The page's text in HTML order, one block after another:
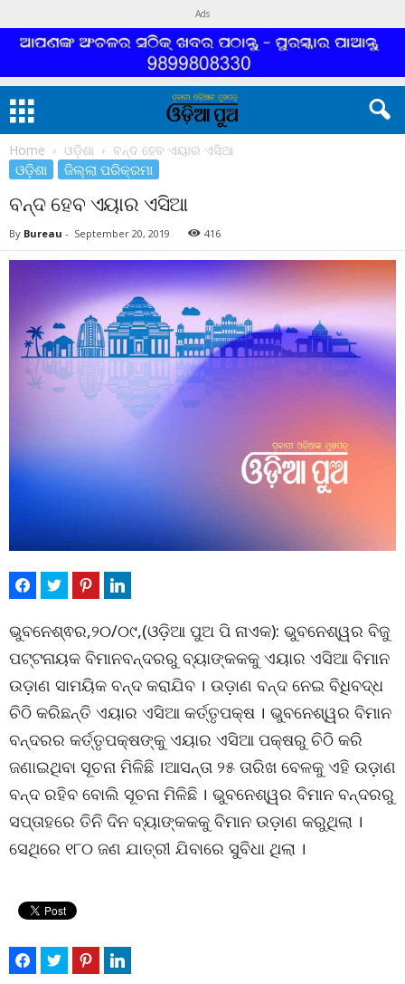
Ads
Home ଓଡ଼ିଶା ବନ୍ଦ ହେବ ଏୟାର ଏସିଆ
ଓଡ଼ିଶା ଜିଲ୍ଲା ପରିକ୍ରମା
ବନ୍ଦ ହେବ ଏୟାର ଏସିଆ
By Bureau - September 20, 2019 416
ଭୁବନେଶ୍ଵର,୨୦/୦୯,(ଓଡ଼ିଆ ପୁଅ ପି ନାଏକ): ଭୁବନେଶ୍ୱର ବିଜୁ
ପଟ୍ଟନାୟକ ବିମାନବନ୍ଦରରୁ ବ୍ୟାଙ୍କକକୁ ଏୟାର ଏସିଆ ବିମାନ
ଉଡ଼ାଣ ସାମୟିକ ବନ୍ଦ କରାଯିବ । ଉଡ଼ାଣ ବନ୍ଦ ନେଇ ବିଧିବଦ୍ଧ
ଚିଠି କରିଛନ୍ତି ଏୟାର ଏସିଆ କର୍ତ୍ତୃପକ୍ଷ । ଭୁବନେଶ୍ୱର ବିମାନ
ବନ୍ଦରର କର୍ତ୍ତୃପକ୍ଷଙ୍କୁ ଏୟାର ଏସିଆ ପକ୍ଷରୁ ଚିଠି କରି
ଜଣାଇଥିବା ସୂଚନା ମିଳିଛି ।ଆସନ୍ତା ୨୫ ତାରିଖ ବେଳକୁ ଏହି ଉଡ଼ାଣ
ବନ୍ଦ ରହିବ ବୋଲି ସୂଚନା ମିଳିଛି । ଭୁବନେଶ୍ୱର ବିମାନ ବନ୍ଦରରୁ
ସପ୍ତାହରେ ତିନି ଦିନ ବ୍ୟାଙ୍କକକୁ ବିମାନ ଉଡ଼ାଣ କରୁଥିଲା ।
ସେଥିରେ ୧୮୦ ଜଣ ଯାତ୍ରୀ ଯିବାରେ ସୁବିଧା ଥିଲା ।